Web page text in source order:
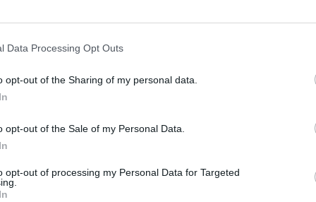
Data Processing Opt Outs
opt-out of the Sharing of my personal data.
opt-out of the Sale of my Personal Data.
opt-out of processing my Personal Data for Targeted
pierwsze otwarte kwalifikacje do
nami druga tura. Rozgrywki
nich zapisać. Dwie najlepsze
blisko sto zespołów Counter-Strike'a: Global Offensive.